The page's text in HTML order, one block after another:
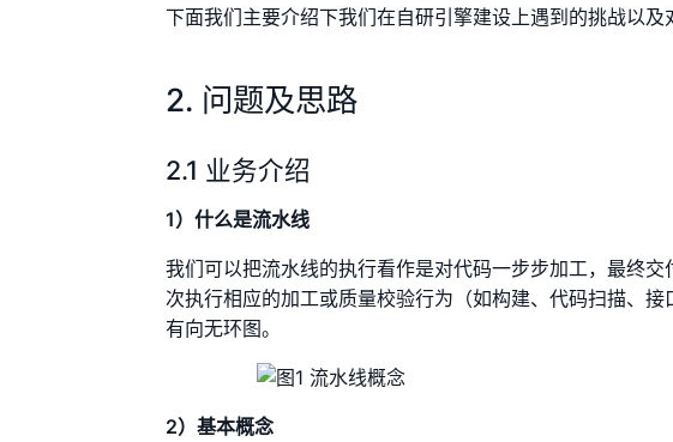
下面我们主要介绍下我们在自研引擎建设上遇到的挑战以及
2. 问题及思路
2.1 业务介绍
1）什么是流水线
我们可以把流水线的执行看作是对代码一步步加工，最终
次执行相应的加工或质量校验行为（如构建、代码扫描、
有向无环图。
2）基本概念